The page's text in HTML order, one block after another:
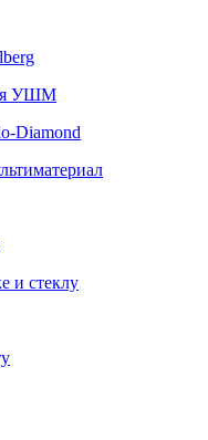
УШМ
Diamond
и стеклу